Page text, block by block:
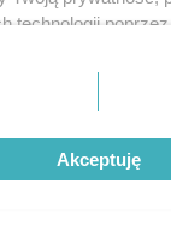
technologii
klikając przycisk
lewym dolnym rogu
danych nie
masz prawo
będą
Akceptuję